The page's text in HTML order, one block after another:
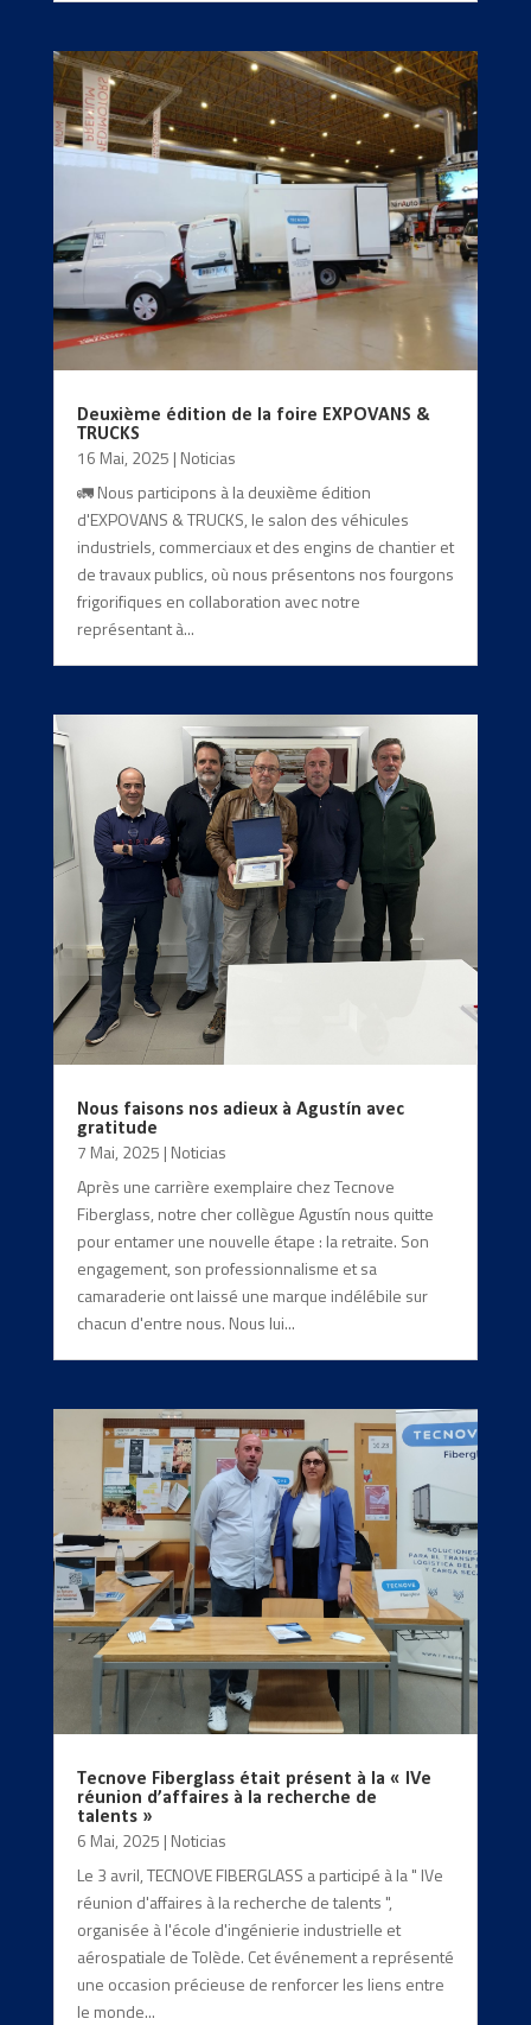
Deuxième édition de la foire EXPOVANS &
TRUCKS
16 Mai, 2025 | Noticias
🚛 Nous participons à la deuxième édition
d'EXPOVANS & TRUCKS, le salon des véhicules
industriels, commerciaux et des engins de chantier et
de travaux publics, où nous présentons nos fourgons
frigorifiques en collaboration avec notre
représentant à...
Nous faisons nos adieux à Agustín avec
gratitude
7 Mai, 2025 | Noticias
Après une carrière exemplaire chez Tecnove
Fiberglass, notre cher collègue Agustín nous quitte
pour entamer une nouvelle étape : la retraite. Son
engagement, son professionnalisme et sa
camaraderie ont laissé une marque indélébile sur
chacun d'entre nous. Nous lui...
Tecnove Fiberglass était présent à la « IVe
réunion d’affaires à la recherche de
talents »
6 Mai, 2025 | Noticias
Le 3 avril, TECNOVE FIBERGLASS a participé à la " IVe
réunion d'affaires à la recherche de talents ",
organisée à l'école d'ingénierie industrielle et
aérospatiale de Tolède. Cet événement a représenté
une occasion précieuse de renforcer les liens entre
le monde...